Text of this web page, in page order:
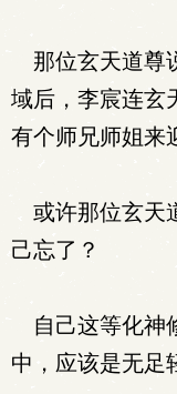
那位玄天道尊
域后，李宸连玄
有个师兄师姐来
或许那位玄天
己忘了？
自己这等化神
中，应该是无足